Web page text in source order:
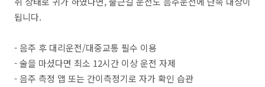
됩니다.
- 음주 후 대리운전/대중교통 필수 이용
- 술을 마셨다면 최소 12시간 이상 운전 자제
- 음주 측정 앱 또는 간이측정기로 자가 확인 습관